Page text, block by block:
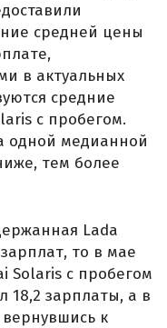
средней цены
в актуальных
средние
с пробегом.
одной медианной
тем более
Lada
то в мае
Solaris с пробегом
18,2 зарплаты, а в
к